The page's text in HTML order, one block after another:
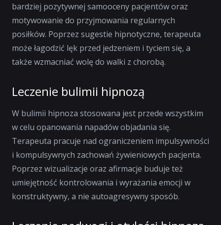
bardziej pozytywnej samooceny pacjentów oraz
motywowanie do przyjmowania regularnych
posiłków. Poprzez sugestie hipnotyczne, terapeuta
może łagodzić lęk przed jedzeniem i tyciem się, a
także wzmacniać wolę do walki z chorobą.
Leczenie bulimii hipnozą
W bulimii hipnoza stosowana jest przede wszystkim
w celu opanowania napadów objadania się.
Terapeuta pracuje nad ograniczeniem impulsywności
i kompulsywnych zachowań żywieniowych pacjenta.
Poprzez wizualizacje oraz afirmacje buduje też
umiejętność kontrolowania i wyrażania emocji w
konstruktywny, a nie autoagresywny sposób.